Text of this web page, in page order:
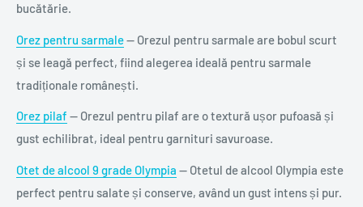
bucătărie.
Orez pentru sarmale— Orezul pentru sarmale are bobul scurt
și se leagă perfect, fiind alegerea ideală pentru sarmale
tradiționale românești.
Orez pilaf — Orezul pentru pilaf are o textură ușor pufoasă și
gust echilibrat, ideal pentru garnituri savuroase.
Otet de alcool 9 grade Olympia — Otetul de alcool Olympia este
perfect pentru salate și conserve, având un gust intens și pur.